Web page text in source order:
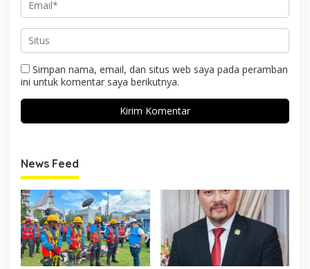
Simpan nama, email, dan situs web saya pada peramban
ini untuk komentar saya berikutnya.
News Feed